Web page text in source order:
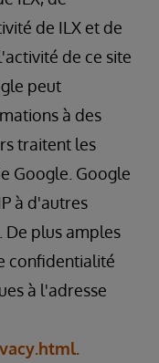
de ILX et de
de ce site
peut
à des
traitent les
Google. Google
à d'autres
De plus amples
confidentialité
à l'adresse